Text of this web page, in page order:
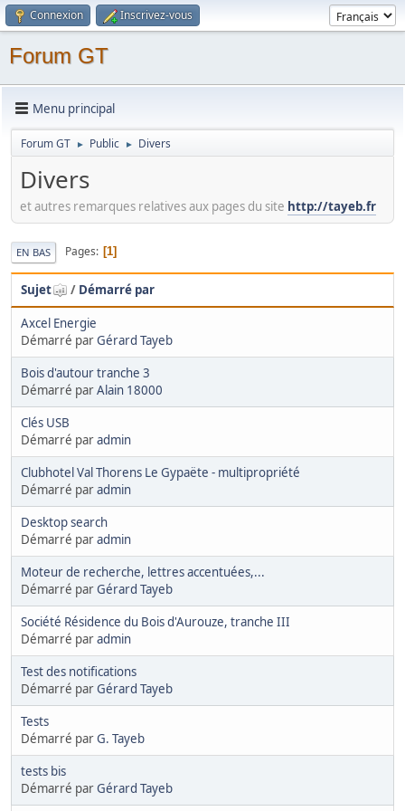
Connexion Inscrivez-vous
Forum GT
Menu principal
Forum GT ► Public ► Divers
Divers
et autres remarques relatives aux pages du site http://tayeb.fr
EN BAS Pages 1
Sujet / Démarré par
Axcel Energie
Démarré parGérard Tayeb
Bois d'autour tranche 3
Démarré parAlain 18000
Clés USB
Démarré paradmin
Clubhotel Val Thorens Le Gypaëte - multipropriété
Démarré paradmin
Desktop search
Démarré paradmin
Moteur de recherche, lettres accentuées,...
Démarré parGérard Tayeb
Société Résidence du Bois d'Aurouze, tranche III
Démarré paradmin
Test des notifications
Démarré parGérard Tayeb
Tests
Démarré parG. Tayeb
tests bis
Démarré parGérard Tayeb